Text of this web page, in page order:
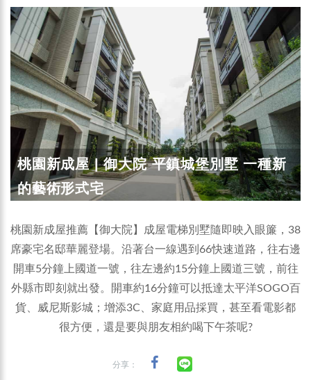
桃園新成屋 | 御大院 平鎮城堡別墅 一種新
的藝術形式宅
桃園新成屋推薦【御大院】成屋電梯別墅隨即映入眼簾，38
席豪宅名邸華麗登場。沿著台一線遇到66快速道路，往右邊
開車5分鐘上國道一號，往左邊約15分鐘上國道三號，前往
外縣市即刻就出發。開車約16分鐘可以抵達太平洋SOGO百
貨、威尼斯影城；增添3C、家庭用品採買，甚至看電影都
很方便，還是要與朋友相約喝下午茶呢?
分享：